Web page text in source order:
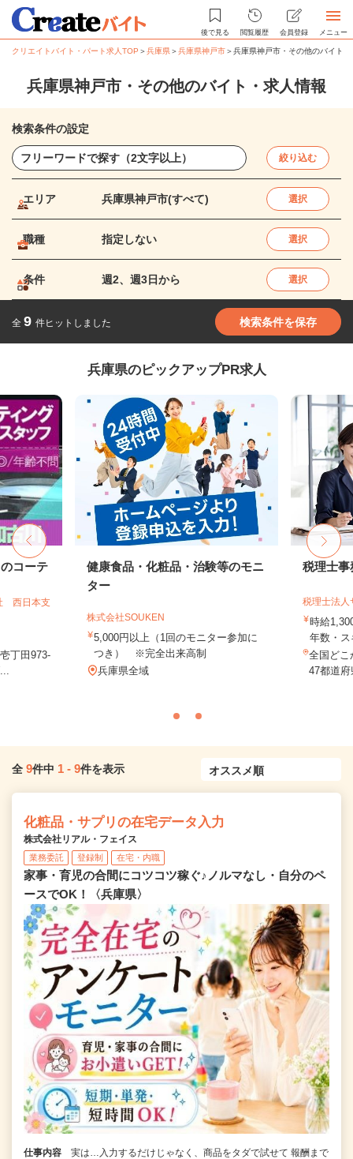
後で見る 閲覧履歴 会員登録 メニュー
クリエイトバイト・パート求人TOP ＞兵庫県＞兵庫県神戸市＞兵庫県神戸市・その他のバイト
兵庫県神戸市・その他のバイト・求人情報
検索条件の設定
絞り込む
エリア 兵庫県神戸市(すべて) 選択
職種 指定しない 選択
条件 週2、週3日から 選択
全 9 件ヒットしました 検索条件を保存
兵庫県のピックアップPR求人
コーテ
西日本支
丁田973-
健康食品・化粧品・治験等のモニ
ター
株式会社SOUKEN
5,000円以上（1回のモニター参加に
つき） ※完全出来高制
兵庫県全域
税理士事
税理士法人
時給
年数・
全国どこ
47都道
全 9件中 1 - 9件を表示
化粧品・サプリの在宅データ入力
株式会社リアル・フェイス
業務委託 登録制 在宅・内職
家事・育児の合間にコツコツ稼ぐ♪ノルマなし・自分のペ
ースでOK！〈兵庫県〉
仕事内容
実は…入力するだけじゃなく、商品をタダで試せて 報酬まで